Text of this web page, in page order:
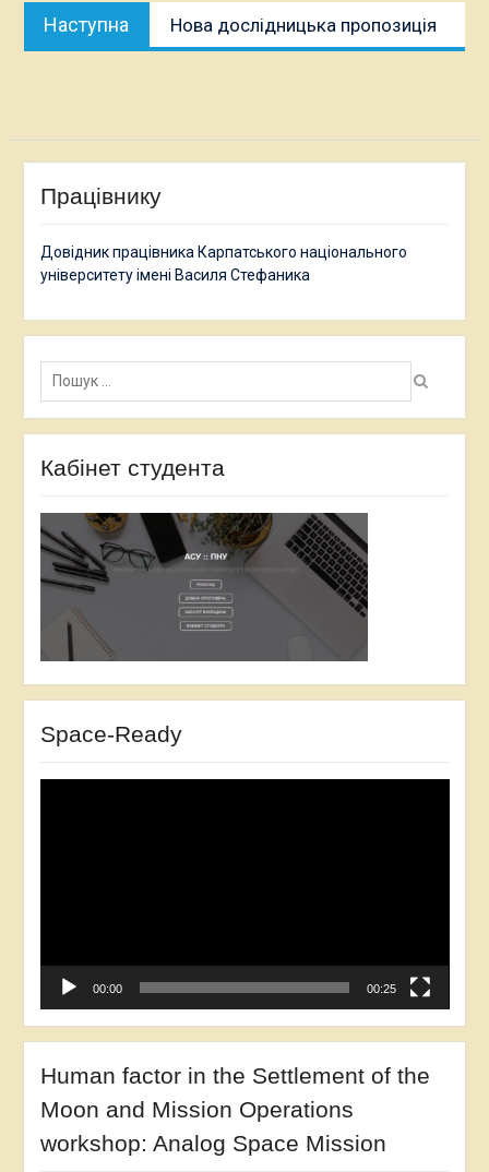
Наступна
публікація:
Нова дослідницька пропозиція
Працівнику
Довідник працівника Карпатського національного
університету імені Василя Стефаника
Пошук:
Кабінет студента
Space-Ready
00:00 00:25
Human factor in the Settlement of the
Moon and Mission Operations
workshop: Analog Space Mission